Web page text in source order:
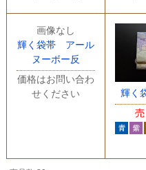
画像なし
輝く袋帯 アール
ヌーボー反
価格はお問い合わ
せください
輝く